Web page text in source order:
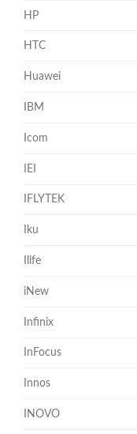
HP
HTC
Huawei
IBM
Icom
IEI
IFLYTEK
Iku
Ilife
iNew
Infinix
InFocus
Innos
INOVO